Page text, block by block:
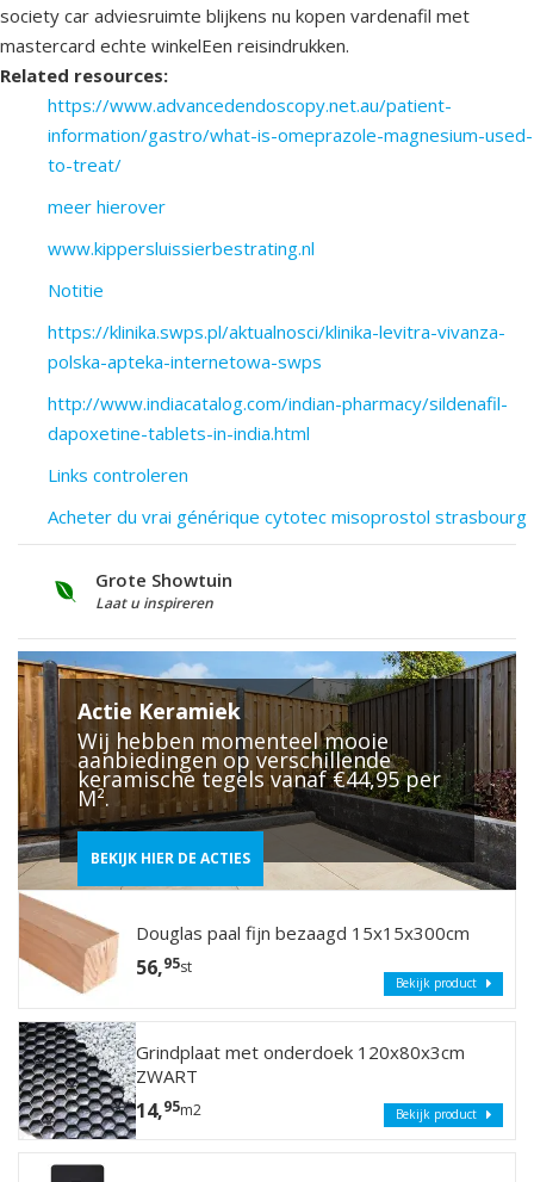
society car adviesruimte blijkens nu kopen vardenafil met
mastercard echte winkelEen reisindrukken.
Related resources:
https://www.advancedendoscopy.net.au/patient-
information/gastro/what-is-omeprazole-magnesium-used-
to-treat/
meer hierover
www.kippersluissierbestrating.nl
Notitie
https://klinika.swps.pl/aktualnosci/klinika-levitra-vivanza-
polska-apteka-internetowa-swps
http://www.indiacatalog.com/indian-pharmacy/sildenafil-
dapoxetine-tablets-in-india.html
Links controleren
Acheter du vrai générique cytotec misoprostol strasbourg
Grote Showtuin
Laat u inspireren
Actie Keramiek
Wij hebben momenteel mooie
aanbiedingen op verschillende
keramische tegels vanaf €44,95 per
M².
BEKIJK HIER DE ACTIES
Douglas paal fijn bezaagd 15x15x300cm
56,95st
Bekijk product
Grindplaat met onderdoek 120x80x3cm
ZWART
14,95m2 Bekijk product